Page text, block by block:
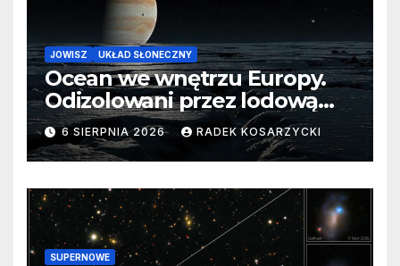
JOWISZ UKŁAD SŁONECZNY
Ocean we wnętrzu Europy.
Odizolowani przez lodową
barierę
6 SIERPNIA 2026 RADEK KOSARZYCKI
SUPERNOWE